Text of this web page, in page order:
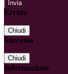
Errore
Chiudi
Successo
Chiudi
Informazione